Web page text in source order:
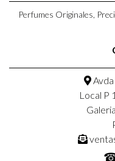
Perfumes Originales,
Local P